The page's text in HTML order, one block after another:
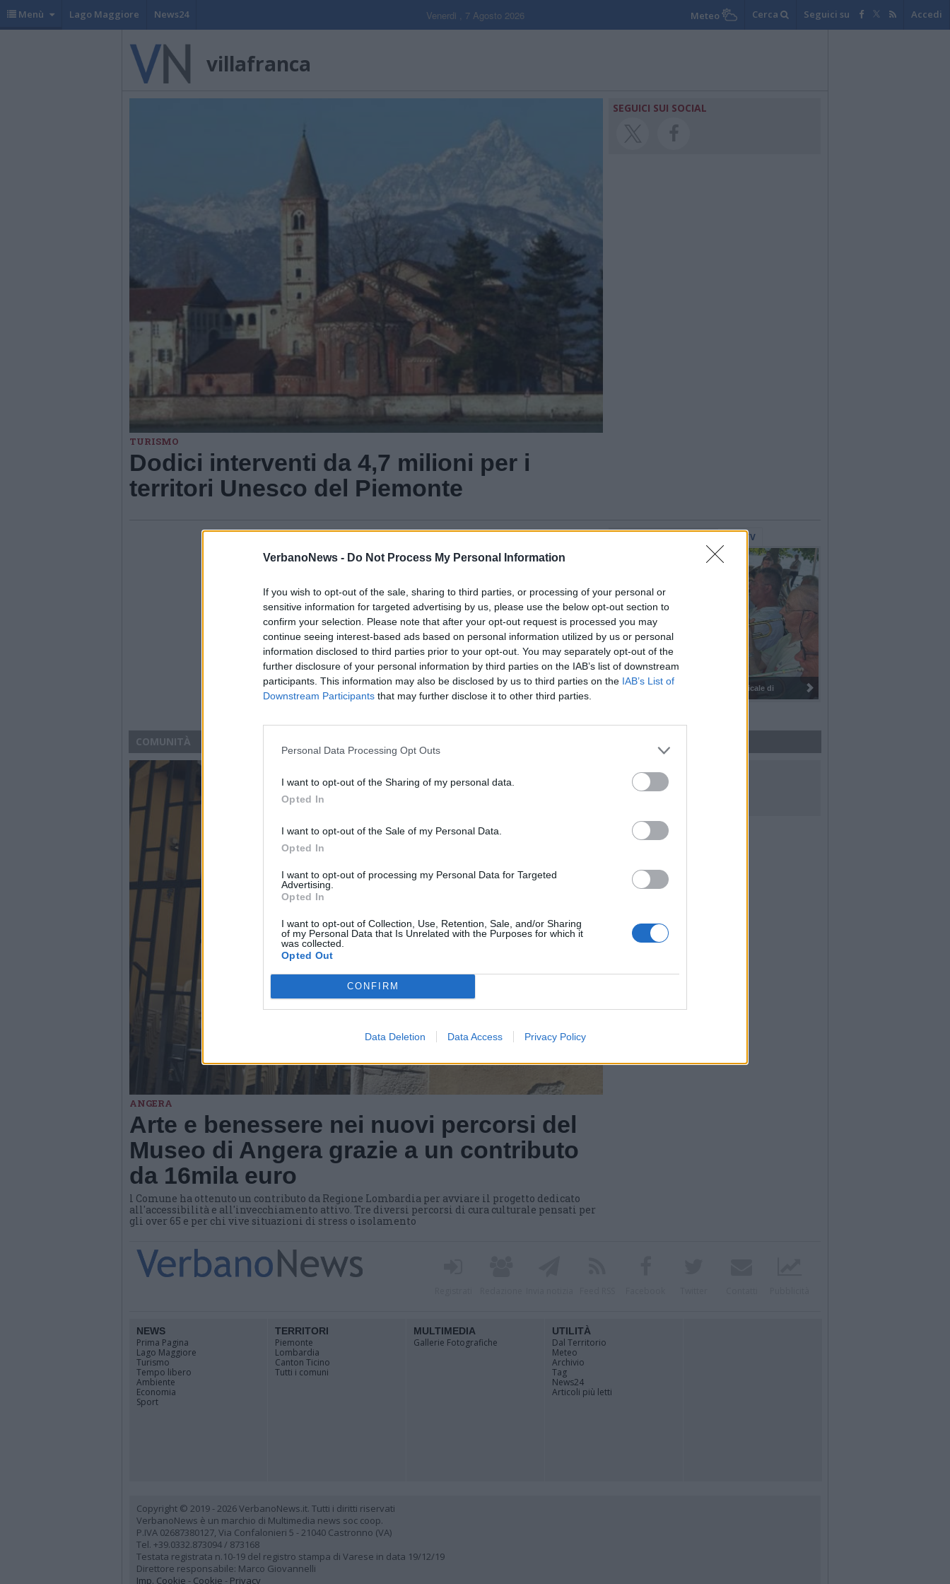
VerbanoNews - Do Not Process My Personal Information
If you wish to opt-out of the sale, sharing to third parties, or processing of your personal or
sensitive information for targeted advertising by us, please use the below opt-out section to
confirm your selection. Please note that after your opt-out request is processed you may
continue seeing interest-based ads based on personal information utilized by us or personal
information disclosed to third parties prior to your opt-out. You may separately opt-out of the
further disclosure of your personal information by third parties on the IAB’s list of downstream
participants. This information may also be disclosed by us to third parties on the IAB’s List of
Downstream Participants that may further disclose it to other third parties.
Personal Data Processing Opt Outs
I want to opt-out of the Sharing of my personal data.
Opted In
I want to opt-out of the Sale of my Personal Data.
Opted In
I want to opt-out of processing my Personal Data for Targeted
Advertising.
Opted In
I want to opt-out of Collection, Use, Retention, Sale, and/or Sharing
of my Personal Data that Is Unrelated with the Purposes for which it
was collected.
Opted Out
CONFIRM
Data Deletion Data Access Privacy Policy
Menù Lago Maggiore News24 Venerdi , 7 Agosto 2026 Meteo Cerca Seguici su Accedi
villafranca
TURISMO
Dodici interventi da 4,7 milioni per i
territori Unesco del Piemonte
SEGUICI SUI SOCIAL
WebTV
I 100 anni del Corpo Musicale di
COMUNITÀ
ANGERA
Arte e benessere nei nuovi percorsi del
Museo di Angera grazie a un contributo
da 16mila euro
l Comune ha ottenuto un contributo da Regione Lombardia per avviare il progetto dedicato
all'accessibilità e all'invecchiamento attivo. Tre diversi percorsi di cura culturale pensati per
gli over 65 e per chi vive situazioni di stress o isolamento
SEGUICI SUI SOCIAL
NEWS
Prima Pagina
Lago Maggiore
Turismo
Tempo libero
Ambiente
Economia
Sport
TERRITORI
Piemonte
Lombardia
Canton Ticino
Tutti i comuni
MULTIMEDIA
Gallerie Fotografiche
UTILITÀ
Dal Territorio
Meteo
Archivio
Tag
News24
Articoli più letti
Copyright © 2019 - 2026 VerbanoNews.it. Tutti i diritti riservati
VerbanoNews è un marchio di Multimedia news soc coop.
P.IVA 02687380127, Via Confalonieri 5 - 21040 Castronno (VA)
Tel. +39.0332.873094 / 873168
Testata registrata n.10-19 del registro stampa di Varese in data 19/12/19
Direttore responsabile: Marco Giovannelli
Imp. Cookie - Cookie - Privacy